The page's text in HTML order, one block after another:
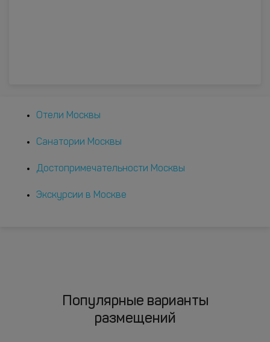
Отели Москвы
Санатории Москвы
Достопримечательности Москвы
Экскурсии в Москве
Популярные варианты
размещений